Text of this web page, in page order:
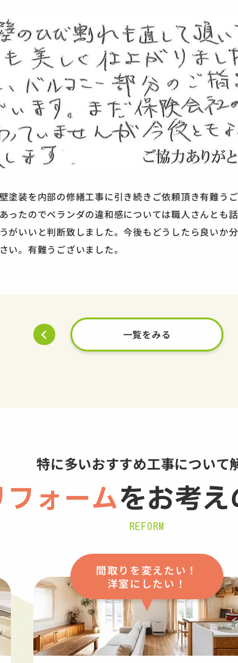
塗装を内部の修繕工事に引き続きご依頼頂き有難う
ったのでベランダの違和感については職人さんとも
がいいと判断致しました。今後もどうしたら良いか
い。有難うございました。
一覧をみる
特に多いおすすめ工事について
フォームをお考
REFORM
間取りを変えたい！
洋室にしたい！